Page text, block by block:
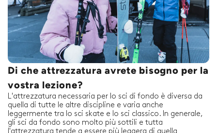
Di che attrezzatura avrete bisogno per la
vostra lezione?
L'attrezzatura necessaria per lo sci di fondo è diversa da
quella di tutte le altre discipline e varia anche
leggermente tra lo sci skate e lo sci classico. In generale,
gli sci da fondo sono molto più sottili e tutta
l'attrezzatura tende a essere più leggera di quella